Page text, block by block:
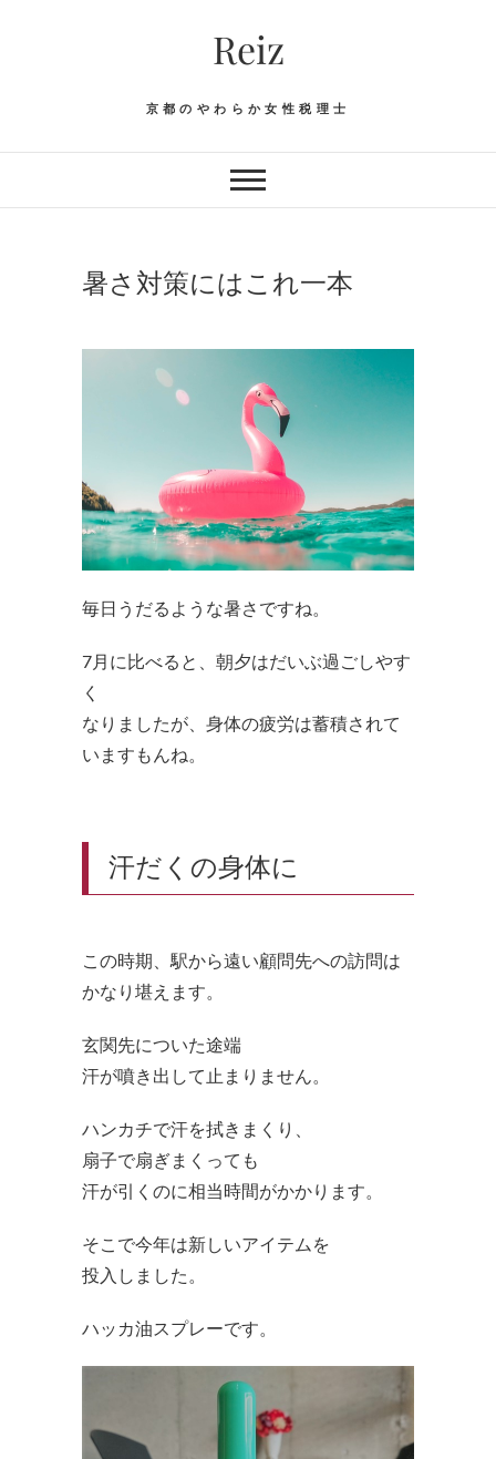
Reiz
京都のやわらか女性税理士
暑さ対策にはこれ一本
毎日うだるような暑さですね。
7月に比べると、朝夕はだいぶ過ごしやす
く
なりましたが、身体の疲労は蓄積されて
いますもんね。
汗だくの身体に
この時期、駅から遠い顧問先への訪問は
かなり堪えます。
玄関先についた途端
汗が噴き出して止まりません。
ハンカチで汗を拭きまくり、
扇子で扇ぎまくっても
汗が引くのに相当時間がかかります。
そこで今年は新しいアイテムを
投入しました。
ハッカ油スプレーです。